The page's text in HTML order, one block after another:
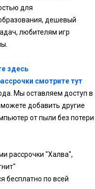
для
дешевый
любителям игр
здесь
смотрите тут
Мы оставляем доступ в
добавить другие
от пыли без потери
рассрочки "Халва",
бесплатно по всей